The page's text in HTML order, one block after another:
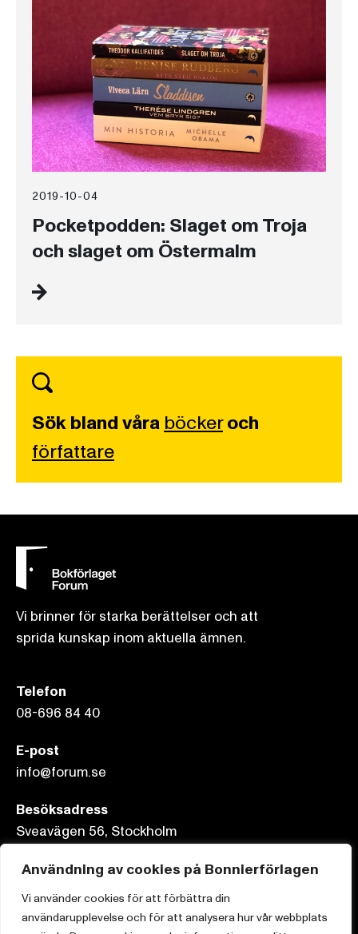
Användning av cookies på Bonnierförlagen
Vi använder cookies för att förbättra din
användarupplevelse och för att analysera hur vår webbplats
2019-10-04
Pocketpodden: Slaget om Troja
och slaget om Östermalm
Sök bland våra böckeroch
författare
Vi brinner för starka berättelser och att
sprida kunskap inom aktuella ämnen.
Telefon
08-696 84 40
E-post
info@forum.se
Besöksadress
Sveavägen 56, Stockholm
Postadress
Box 3159, 103 63 Stockholm